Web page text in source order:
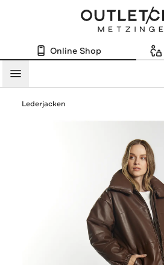
Online Shop
Menü
Lederjacken